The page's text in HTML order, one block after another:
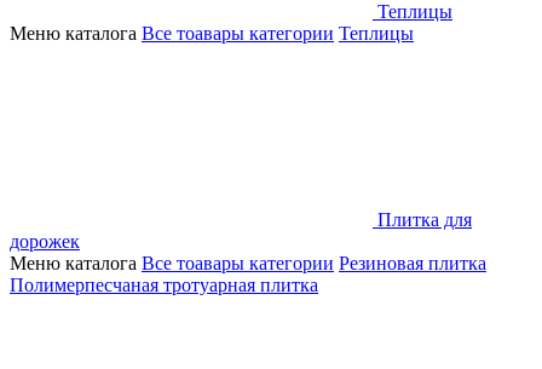
Теплицы
Меню каталога Все тоавары категории Теплицы
Плитка для
дорожек
Меню каталога Все тоавары категории Резиновая плитка
Полимерпесчаная тротуарная плитка